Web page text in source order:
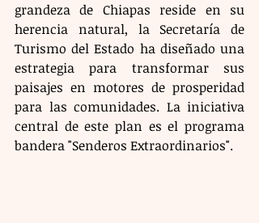
grandeza de Chiapas reside en su
herencia natural, la Secretaría de
Turismo del Estado ha diseñado una
estrategia para transformar sus
paisajes en motores de prosperidad
para las comunidades. La iniciativa
central de este plan es el programa
bandera "Senderos Extraordinarios".